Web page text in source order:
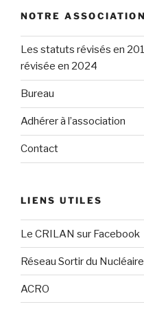
NOTRE ASSOCIATION
Les statuts révisés en
révisée en 2024
Bureau
Adhérer à l’association
Contact
LIENS UTILES
Le CRILAN sur Facebook
Réseau Sortir du Nucléaire
ACRO